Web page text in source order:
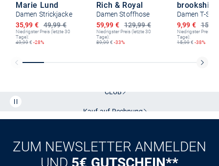
Marie Lund
Damen Strickjacke
49,99 €
Ermäßigter Preis
35,99 €
Niedrigster Preis (letzte 30
Tage):
49,99€ -28%
Rich & Royal
Damen Stoffhose
129,99 €
Ermäßigter Preis
59,99 €
Niedrigster Preis (letzte 30
Tage):
89,99€ -33%
brookshire
Damen T-
Ermäßigter
9,99 €
Niedrigster Preis
Tage):
15,99€ -38%
Kauf aufRechnung
ZUM NEWSLETTER ANMELDEN